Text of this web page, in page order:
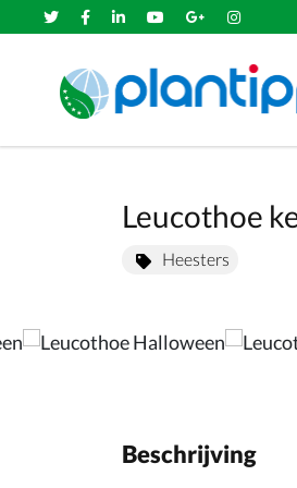
Leucothoe
Heesters
Beschrijving